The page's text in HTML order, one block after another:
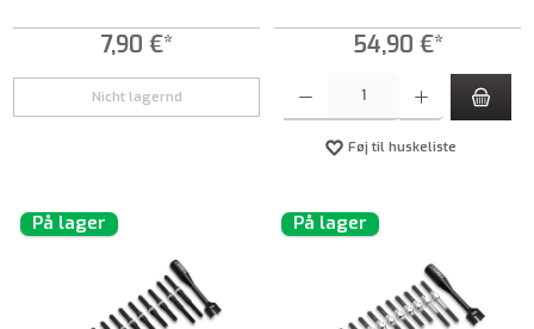
7,90 €*
Nicht lagernd
54,90 €*
Føj til huskeliste
På lager På lager